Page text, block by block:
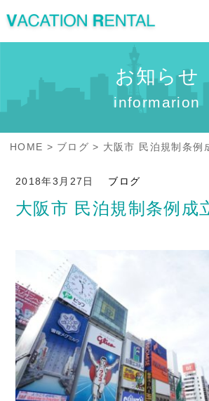
お知らせ
informarion
HOME ブログ 大阪市 民泊規制条例
2018年3月27日 ブログ
大阪市 民泊規制条例成